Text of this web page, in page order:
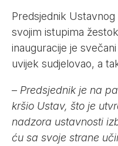
Predsjednik
svojim istupima
inauguracije je
uvijek sudjelovao, a
– Predsjednik je na
kršio Ustav, što je
nadzora ustavnosti
ću sa svoje strane